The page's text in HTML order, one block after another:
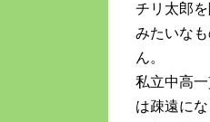
チリ太郎
みたいな
ん。
私立中高
は疎遠に